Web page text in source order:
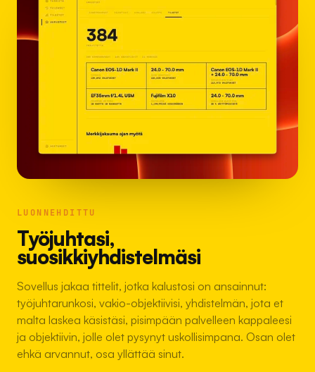
LUONNEHDITTU
Työjuhtasi,
suosikkiyhdistelmäsi
Sovellus jakaa tittelit, jotka kalustosi on ansainnut:
työjuhtarunkosi, vakio-objektiivisi, yhdistelmän, jota et
malta laskea käsistäsi, pisimpään palvelleen kappaleesi
ja objektiivin, jolle olet pysynyt uskollisimpana. Osan olet
ehkä arvannut, osa yllättää sinut.